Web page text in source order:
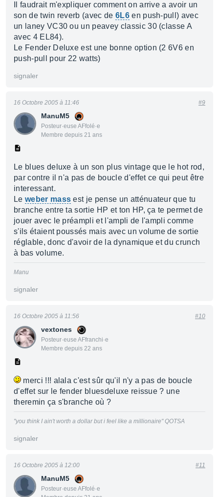
Il faudrait m'expliquer comment on arrive a avoir un
son de twin reverb (avec de 6L6en push-pull) avec
un laney VC30 ou un peavey classic 30 (classe A
avec 4 EL84).
Le Fender Deluxe est une bonne option (2 6V6 en
push-pull pour 22 watts)
signaler
ManuM5
Posteur·euse AFfolé·e
Membre depuis 21 ans
16 Octobre 2005 à 11:46 #9
Le blues deluxe à un son plus vintage que le hot rod,
par contre il n'a pas de boucle d'effet ce qui peut être
interessant.
Le weber mass est je pense un atténuateur que tu
branche entre ta sortie HP et ton HP, ça te permet de
jouer avec le préampli et l'ampli de l'ampli comme
s'ils étaient poussés mais avec un volume de sortie
réglable, donc d'avoir de la dynamique et du crunch
à bas volume.
Manu
signaler
vextones
Posteur·euse AFfranchi·e
Membre depuis 22 ans
16 Octobre 2005 à 11:56 #10
merci !!! alala c'est sûr qu'il n'y a pas de boucle
d'effet sur le fender bluesdeluxe reissue ? une
theremin ça s'branche où ?
"you think I ain't worth a dollar but i feel like a millionaire" QOTSA
signaler
ManuM5
Posteur·euse AFfolé·e
16 Octobre 2005 à 12:00 #11